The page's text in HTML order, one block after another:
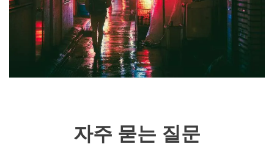
자주 묻는 질문